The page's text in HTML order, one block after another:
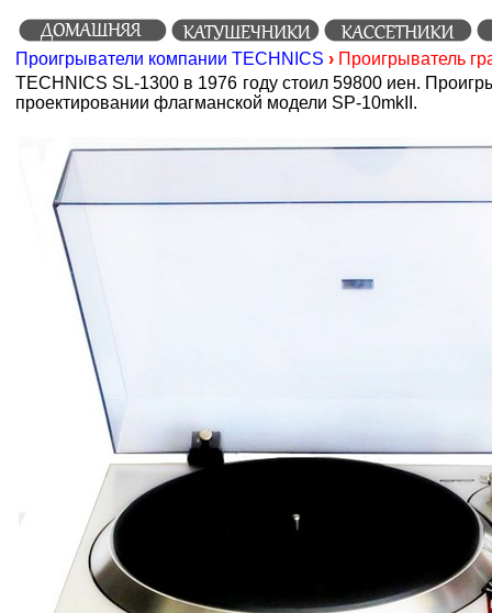
Проигрыватели компании TECHNICS › Проигрыватель
TECHNICS SL-1300 в 1976 году стоил 59800 иен.
проектировании флагманской модели SP-10mkII.